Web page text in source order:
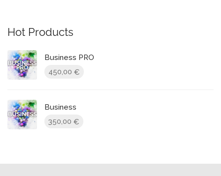
Hot Products
Business PRO
450,00 €
Business
350,00 €